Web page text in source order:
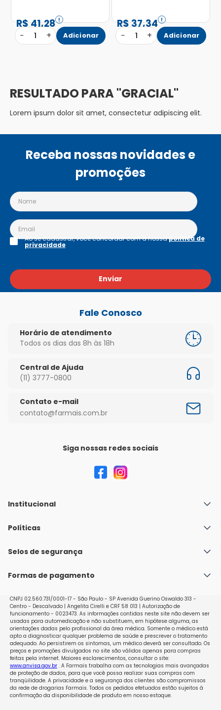
R$41,28
− 1 + Adicionar
0,040mg com 7
Comprimidos Azuis
R$37,34
− 1 + Adicionar
GRACIAL
Lorem ipsum dolor sit amet, consectetur adipiscing elit.
Receba nossas novidades e
promoções
Enviar
Ao se cadastrar, você concordar com a nossapolítica de
privacidade
Fale Conosco
Horário de atendimento
Todos os dias das 8h às 18h
Central de Ajuda
(11) 3777-0800
Contato e-mail
contato@farmais.com.br
Siga nossas redes sociais
Institucional
Quem Somos
Nossas lojas
Políticas
Política de Envio
Políticas de Trocas e Devoluções
Selos de segurança
Formas de pagamento
CNPJ 02.560.731/0001-17 - São Paulo - SP Avenida Guerino Oswaldo 313 -
Centro - Descalvado | Angelita Cirelli e CRF 58 013 | Autorização de
funcionamento - 0023473. As informações contidas neste site não devem ser
usadas para automedicação e não substituem, em hipótese alguma, as
orientações dadas pelo profissional da área médica. Somente o médico está
apto a diagnosticar qualquer problema de saúde e prescrever o tratamento
adequado. Ao persistirem os sintomas, um médico deverá ser consultado. Os
preços e promoções divulgados no site são válidos apenas para compras
feitas pela internet. Maiores esclarecimentos, consultar o site:
www.anvisa.gov.br. A Farmais trabalha com as tecnologias mais avançadas
de proteção de dados, para que você possa realizar suas compras com
tranqüilidade. A privacidade e a segurança dos clientes são compromissos
da rede de drogarias Farmais. Todos os pedidos efetuados estão sujeitos à
confirmação da disponibilidade de produto em nosso estoque.